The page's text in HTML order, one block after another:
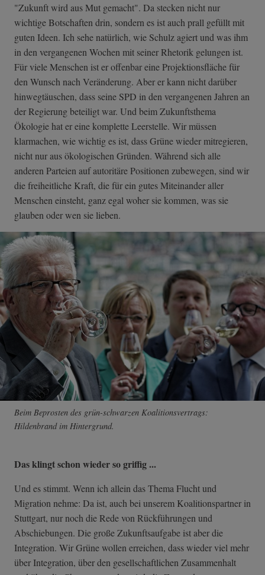
"Zukunft wird aus Mut gemacht". Da stecken nicht nur
wichtige Botschaften drin, sondern es ist auch prall gefüllt mit
guten Ideen. Ich sehe natürlich, wie Schulz agiert und was ihm
in den vergangenen Wochen mit seiner Rhetorik gelungen ist.
Für viele Menschen ist er offenbar eine Projektionsfläche für
den Wunsch nach Veränderung. Aber er kann nicht darüber
hinwegtäuschen, dass seine SPD in den vergangenen Jahren an
der Regierung beteiligt war. Und beim Zukunftsthema
Ökologie hat er eine komplette Leerstelle. Wir müssen
klarmachen, wie wichtig es ist, dass Grüne wieder mitregieren,
nicht nur aus ökologischen Gründen. Während sich alle
anderen Parteien auf autoritäre Positionen zubewegen, sind wir
die freiheitliche Kraft, die für ein gutes Miteinander aller
Menschen einsteht, ganz egal woher sie kommen, was sie
glauben oder wen sie lieben.
Beim Beprosten des grün-schwarzen Koalitionsvertrags:
Hildenbrand im Hintergrund.
Das klingt schon wieder so griffig ...
Und es stimmt. Wenn ich allein das Thema Flucht und
Migration nehme: Da ist, auch bei unserem Koalitionspartner in
Stuttgart, nur noch die Rede von Rückführungen und
Abschiebungen. Die große Zukunftsaufgabe ist aber die
Integration. Wir Grüne wollen erreichen, dass wieder viel mehr
über Integration, über den gesellschaftlichen Zusammenhalt